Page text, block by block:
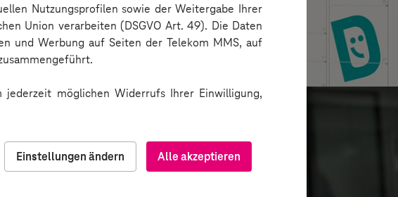
Nutzungsprofilen sowie der Weitergabe Ihrer
Union verarbeiten (DSGVO Art. 49). Die Daten
und Werbung auf Seiten der Telekom MMS, auf
möglichen Widerrufs Ihrer Einwilligung,
Alle akzeptieren
Einstellungen ändern
DeinFach
Plattform für Paketautomatennetzwerk